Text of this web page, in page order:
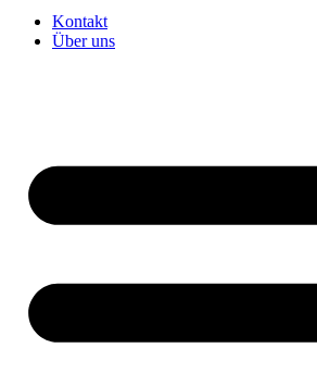
Kontakt
Über uns